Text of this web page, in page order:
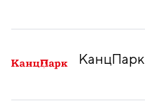
КанцПарк